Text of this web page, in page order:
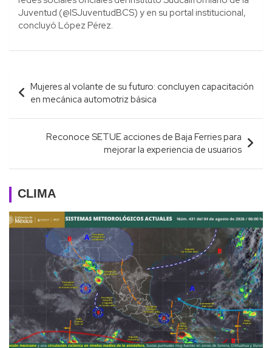
Juventud (@ISJuventudBCS) y en su portal institucional,
concluyó López Pérez.
Navegación
de
entradas
Mujeres al volante de su futuro: concluyen capacitación
en mecánica automotriz básica
Reconoce SETUE acciones de Baja Ferries para
mejorar la experiencia de usuarios
CLIMA